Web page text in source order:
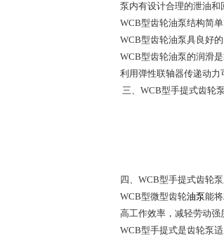
泵内有设计合理的泄油和
WCB型齿轮油泵结构简
WCB型齿轮油泵具良好
WCB型齿轮油泵的润滑
利用弹性联轴器传递动力
三、WCB型手提式齿轮
四、WCB型手提式齿轮泵
WCB型微型齿轮油泵能
高工作效率，减轻劳动强
WCB型手提式是齿轮泵